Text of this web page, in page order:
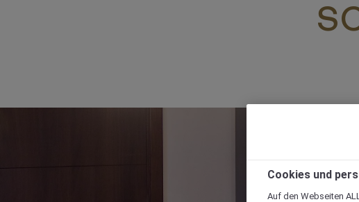
Cookies und
Auf den Webseiten